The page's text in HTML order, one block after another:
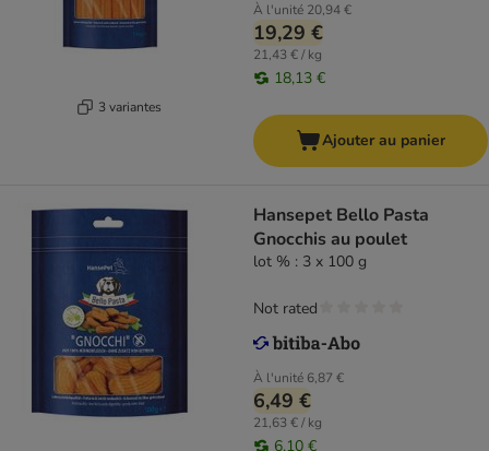
3 variantes
À l'unité 20,94 €
19,29 €
21,43 € / kg
18,13 €
Ajouter au panier
Hansepet Bello Pasta
Gnocchis au poulet
lot % : 3 x 100 g
À l'unité 6,87 €
6,49 €
21,63 € / kg
6,10 €
Not rated